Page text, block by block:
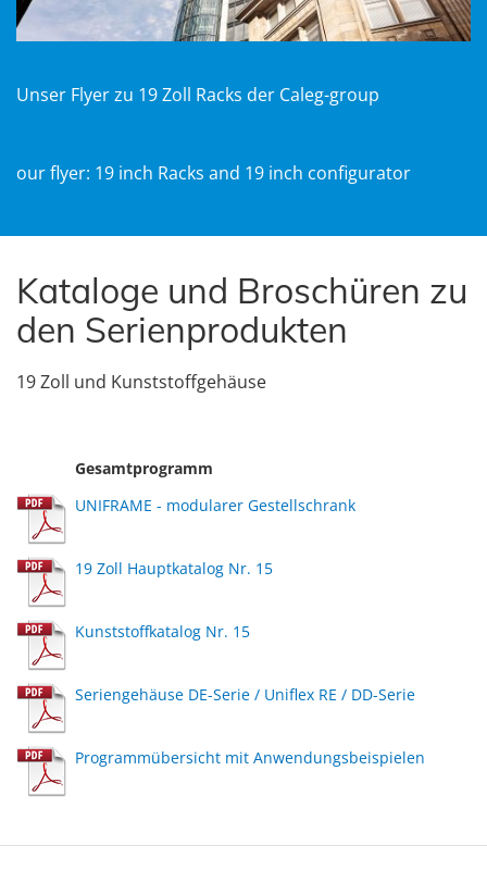
Unser Flyer zu 19Zoll Racks der Caleg-group
our flyer: 19 inch Racks and 19 inch configurator
Kataloge und Broschüren zu
den Serienprodukten
19 Zoll und Kunststoffgehäuse
Gesamtprogramm
UNIFRAME - modularer Gestellschrank
19 Zoll Hauptkatalog Nr. 15
Kunststoffkatalog Nr. 15
Seriengehäuse DE-Serie / Uniflex RE / DD-Serie
Programmübersicht mit Anwendungsbeispielen